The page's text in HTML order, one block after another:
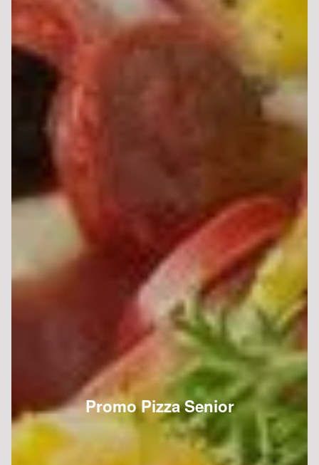
Promo Pizza Senior